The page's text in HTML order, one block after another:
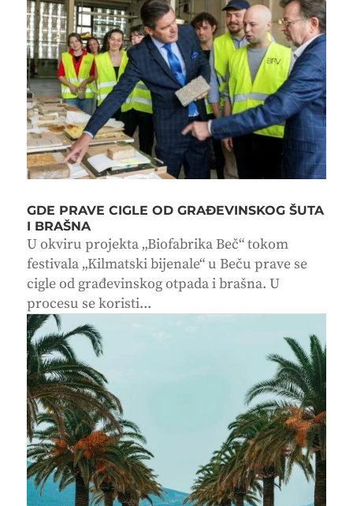
GDE PRAVE CIGLE OD GRAĐEVINSKOG ŠUTA
I BRAŠNA
U okviru projekta „Biofabrika Beč“ tokom
festivala „Kilmatski bijenale“ u Beču prave se
cigle od građevinskog otpada i brašna. U
procesu se koristi...